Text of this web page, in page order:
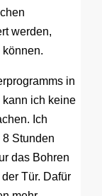
werden,
in
kann ich keine
Ich
Stunden
das Bohren
Tür. Dafür